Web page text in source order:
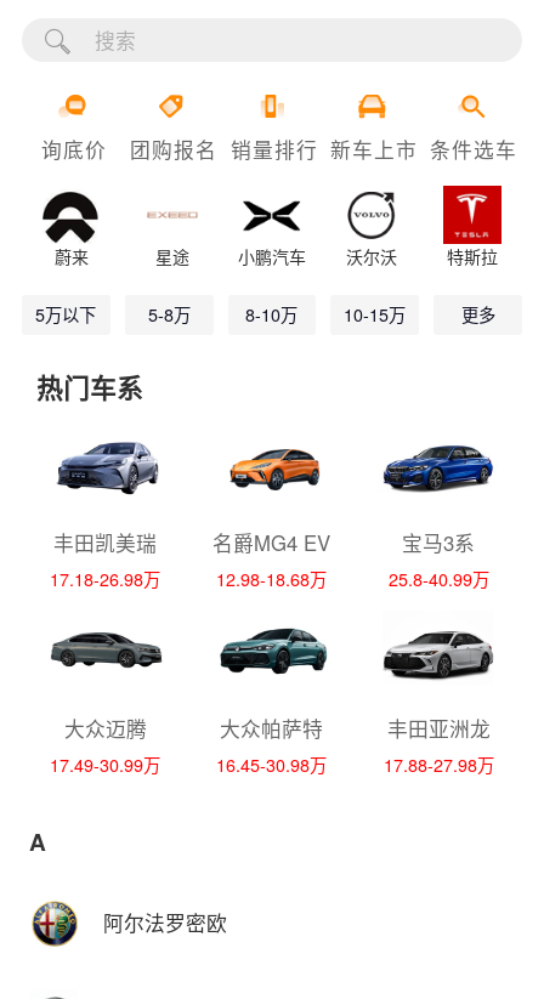
询底价 团购报名 销量排行 新车上市 条件选车
蔚来 星途 小鹏汽车 沃尔沃 特斯拉
5万以下 5-8万 8-10万 10-15万 更多
热门车系
丰田凯美瑞
17.18-26.98万
名爵MG4 EV
12.98-18.68万
宝马3系
25.8-40.99万
大众迈腾
17.49-30.99万
大众帕萨特
16.45-30.98万
丰田亚洲龙
17.88-27.98万
A
阿尔法罗密欧